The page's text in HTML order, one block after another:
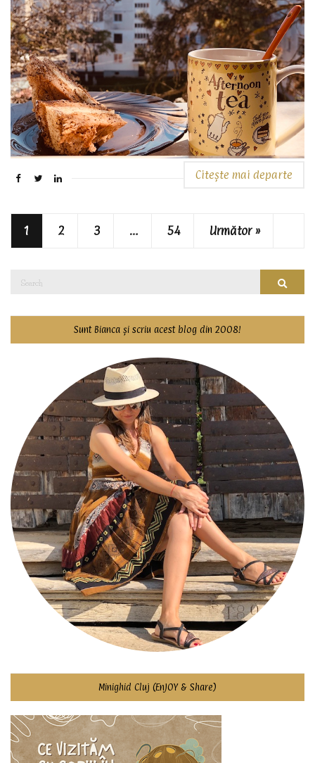
Citește mai departe
1 2 3 … 54 Următor »
Sunt Bianca și scriu acest blog din 2008!
Minighid Cluj (EnJOY & Share)